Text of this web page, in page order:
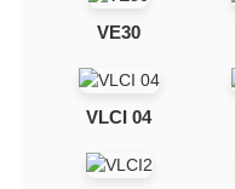
VE30
VLCI 04